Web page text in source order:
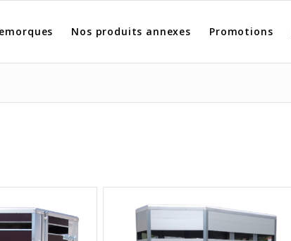
Nos produits annexes Promotions